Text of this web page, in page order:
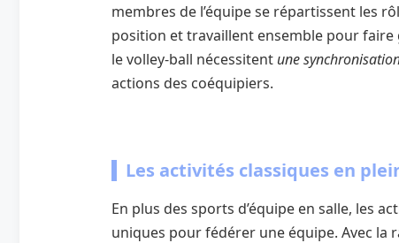
membres de l’équipe se répartissent les
position et travaillent ensemble pour
le volley-ball nécessitent une
actions des coéquipiers.
Les activités classiques en
En plus des sports d’équipe en salle, les
uniques pour fédérer une équipe. Avec